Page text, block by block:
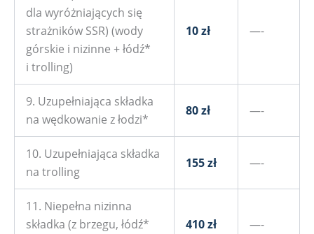
dla wyróżniających się
strażników SSR) (wody
górskie i nizinne + łódź*
i trolling)
10 zł —-
9. Uzupełniająca składka
na wędkowanie z łodzi*
80 zł —-
10. Uzupełniająca składka
na trolling
155 zł —-
11. Niepełna nizinna
składka (z brzegu, łódź*
410 zł —-